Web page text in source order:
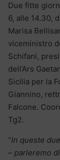
Due fitte
6, alle 14.30,
Marisa
viceministro
Schifani,
dell’Ars
Sicilia per la
Giannino,
Falcone.
Tg2.
“In queste
– parleremo